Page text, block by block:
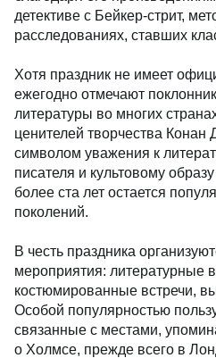
детективе с Бейкер-стрит,
расследованиях, ставших
Хотя праздник не имеет
ежегодно отмечают
литературы во многих
ценителей творчества Конан
символом уважения к
писателя и культовому
более ста лет остается
поколений.
В честь праздника
мероприятия: литературные
костюмированные встречи,
Особой популярностью
связанные с местами,
о Холмсе, прежде всего в